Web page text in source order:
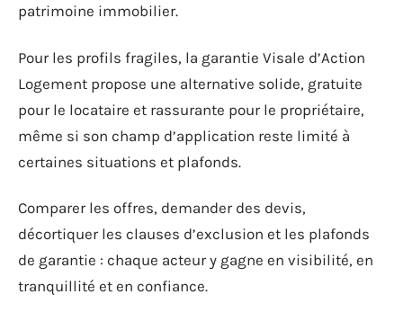
patrimoine immobilier.
Pour les profils fragiles, la garantie Visale d’Action
Logement propose une alternative solide, gratuite
pour le locataire et rassurante pour le propriétaire,
même si son champ d’application reste limité à
certaines situations et plafonds.
Comparer les offres, demander des devis,
décortiquer les clauses d’exclusion et les plafonds
de garantie : chaque acteur y gagne en visibilité, en
tranquillité et en confiance.